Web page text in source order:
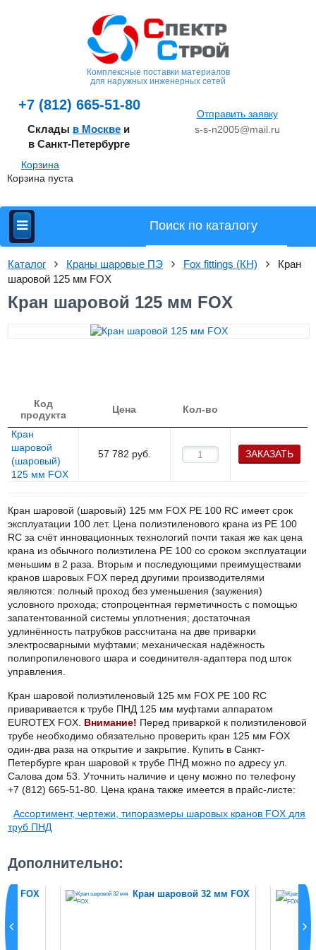
Комплексные поставки материалов
для наружных инженерных сетей
+7 (812) 665-51-80
Склады в Москве и
в Санкт-Петербурге
Отправить заявку
s-s-n2005@mail.ru
Корзина
Корзина пуста
Каталог Краны шаровые ПЭ Fox fittings (КН)
Кран
шаровой 125 мм FOХ
Кран шаровой 125 мм FOХ
Код
продукта
Цена Кол-во
Кран
шаровой
(шаровый)
125 мм FOХ
57 782 руб. ЗАКАЗАТЬ
Кран шаровой (шаровый) 125 мм FOX PE 100 RC имеет срок
эксплуатации 100 лет. Цена полиэтиленового крана из PE 100
RC за счёт инновационных технологий почти такая же как цена
крана из обычного полиэтилена PE 100 со сроком эксплуатации
меньшим в 2 раза. Вторым и последующими преимуществами
кранов шаровых FOX перед другими производителями
являются: полный проход без уменьшения (заужения)
условного прохода; стопроцентная герметичность с помощью
запатентованной системы уплотнения; достаточная
удлинённость патрубков рассчитана на две приварки
электросварными муфтами; механическая надёжность
полипропиленового шара и соединителя-адаптера под шток
управления.
Кран шаровой полиэтиленовый 125 мм FOX PE 100 RC
приваривается к трубе ПНД 125 мм муфтами аппаратом
EUROTEX FOX. Внимание! Перед приваркой к полиэтиленовой
трубе необходимо обязательно проверить кран 125 мм FOX
один-два раза на открытие и закрытие. Купить в Санкт-
Петербурге кран шаровой к трубе ПНД можно по адресу ул.
Салова дом 53. Уточнить наличие и цену можно по телефону
+7 (812) 665-51-80. Цена крана также имеется в прайс-листе:
Ассортимент, чертежи, типоразмеры шаровых кранов FOX для
труб ПНД
Дополнительно:
мм FOХ Кран шаровой 32 мм FOХ